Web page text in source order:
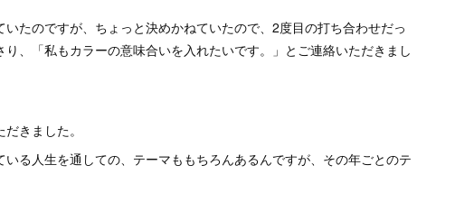
たのですが、ちょっと決めかねていたので、2度目の打ち合わせだっ
り、「私もカラーの意味合いを入れたいです。」とご連絡いただきまし
きました。
る人生を通しての、テーマももちろんあるんですが、その年ごとのテ